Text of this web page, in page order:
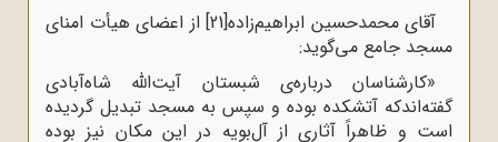
آقای محمدحسین ابراهیم‌زاده[21] از اعضای هیأت امنای
مسجد جامع می‌گوید:
«کارشناسان درباره‌ی شبستان آیت‌الله شاه‌آبادی
گفته‌اندکه آتشکده بوده و سپس به مسجد تبدیل گردیده
است و ظاهراً آثاری از آل‌بویه در این مکان نیز بوده